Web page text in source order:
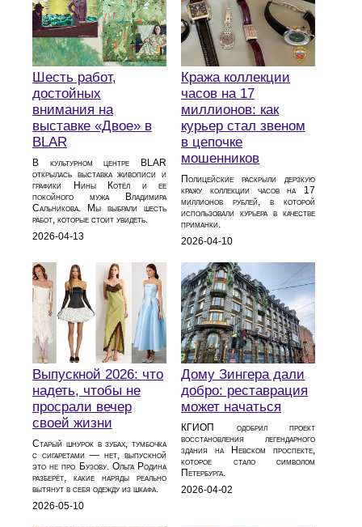
Шесть работ,
достойных
внимания на
выставке «Двое» в
BLAR
В культурном центре BLAR
открылась выставка живописи и
графики Нины Котёл и ее
покойного мужа Владимира
Сальникова. Мы выбрали шесть
работ, которые стоит увидеть.
2026-04-13
Кража коллекции
часов на 17
миллионов: как
курьер стал звеном
в цепочке
мошенников
Полицейские раскрыли дерзкую
кражу коллекции часов на 17
миллионов рублей, в которой
использовали курьера в качестве
приманки.
2026-04-10
Выпускной 2026: что
надеть, чтобы не
просрали вечер
своей жизни
Старый шнурок в зубах, тумбочка
с сигаретами — нет, выпускной
это не про Бузову. Ольга Родина
разберёт, какие наряды реально
вытянут в себя одежду из шкафа.
2026-05-10
Дому Зингера дали
добро: реставрация
может начаться
КГИОП одобрил проект
восстановления легендарного
здания на Невском проспекте,
которое стало символом
Петербурга.
2026-04-02